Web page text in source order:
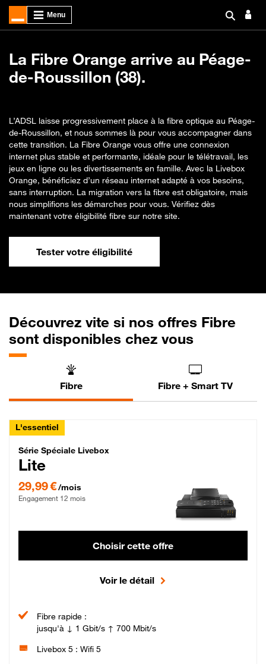
La Fibre Orange arrive au Péage-
de-Roussillon (38).
L’ADSL laisse progressivement place à la fibre optique au Péage-
de-Roussillon, et nous sommes là pour vous accompagner dans
cette transition. La Fibre Orange vous offre une connexion
internet plus stable et performante, idéale pour le télétravail, les
jeux en ligne ou les divertissements en famille. Avec la Livebox
Orange, bénéficiez d’un réseau internet adapté à vos besoins,
sans interruption. La migration vers la fibre est obligatoire, mais
nous simplifions les démarches pour vous. Vérifiez dès
maintenant votre éligibilité fibre sur notre site.
Tester votre éligibilité
Découvrez vite si nos offres Fibre
sont disponibles chez vous
Fibre Fibre + Smart TV
L'essentiel
Série Spéciale Livebox Lite Fibre
Série Spéciale Livebox
Lite
29,99 €/mois
Engagement 12 mois
Choisir cette offre
Voir le détail
Fibre rapide :
jusqu'à ↓ 1 Gbit/s ↑ 700 Mbit/s
Livebox 5 : Wifi 5